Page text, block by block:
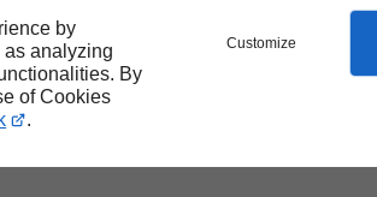
by
analyzing
By
of Cookies
.
Customize